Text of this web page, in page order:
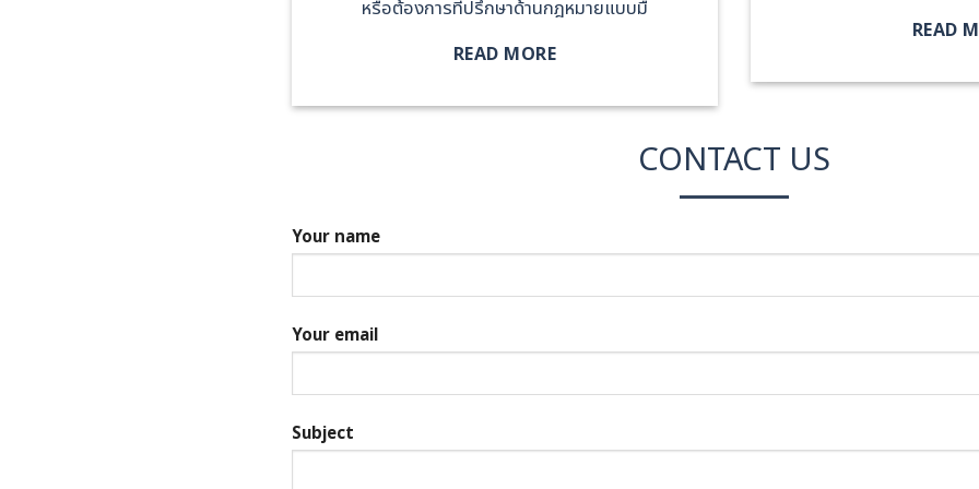
หรือต้องการที่ปรึกษาด้านกฎหมายแบบมื
READ MORE
READ
CONTACT US
Your name
Your email
Subject